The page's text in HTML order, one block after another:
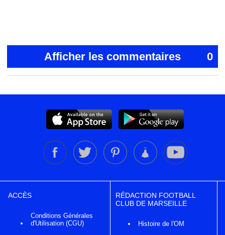
Afficher les commentaires 0
ACCÈS
Conditions Générales
d'Utilisation (CGU)
RÉDACTION FOOTBALL
CLUB DE MARSEILLE
Histoire de l'OM